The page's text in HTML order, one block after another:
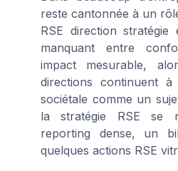
reste cantonnée à un
RSE direction
manquant entre
impact mesurable,
directions continuent
sociétale comme un
la stratégie RSE se
reporting dense, un
quelques actions RSE